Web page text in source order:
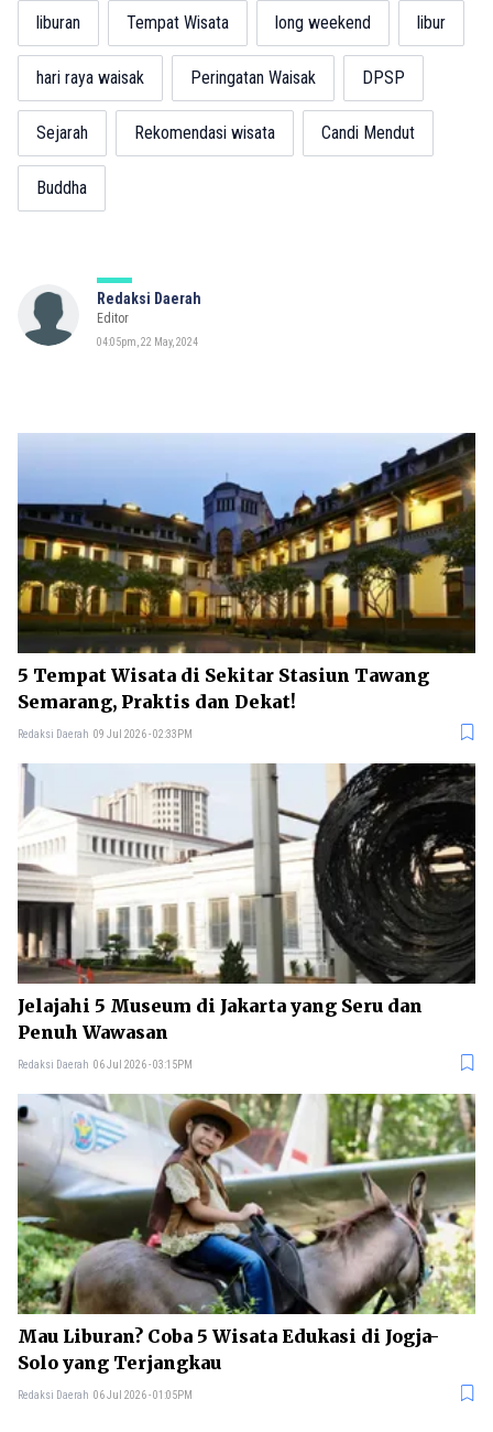
liburan Tempat Wisata long weekend libur
hari raya waisak Peringatan Waisak DPSP
Sejarah Rekomendasi wisata Candi Mendut
Buddha
Redaksi Daerah
Editor
04:05pm, 22 May, 2024
5 Tempat Wisata di Sekitar Stasiun Tawang
Semarang, Praktis dan Dekat!
Redaksi Daerah 09 Jul 2026 - 02:33PM
Jelajahi 5 Museum di Jakarta yang Seru dan
Penuh Wawasan
Redaksi Daerah 06 Jul 2026 - 03:15PM
Mau Liburan? Coba 5 Wisata Edukasi di Jogja-
Solo yang Terjangkau
Redaksi Daerah 06 Jul 2026 - 01:05PM